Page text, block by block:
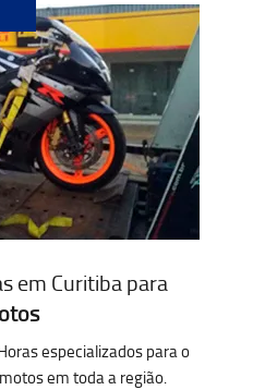
em Curitiba para
especializados para o
em toda a região.